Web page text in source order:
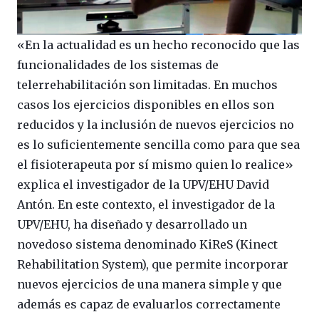
«En la actualidad es un hecho reconocido que las
funcionalidades de los sistemas de
telerrehabilitación son limitadas. En muchos
casos los ejercicios disponibles en ellos son
reducidos y la inclusión de nuevos ejercicios no
es lo suficientemente sencilla como para que sea
el fisioterapeuta por sí mismo quien lo realice»
explica el investigador de la UPV/EHU David
Antón. En este contexto, el investigador de la
UPV/EHU, ha diseñado y desarrollado un
novedoso sistema denominado KiReS (Kinect
Rehabilitation System), que permite incorporar
nuevos ejercicios de una manera simple y que
además es capaz de evaluarlos correctamente